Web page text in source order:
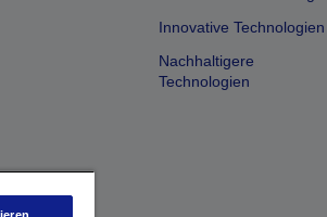
Innovative Technologien
Nachhaltigere
Technologien